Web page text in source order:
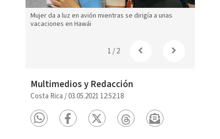
Mujer da a luz en avión mientras se dirigía a unas
vacaciones en Hawái
1 /2
Multimedios y Redacción
Costa Rica /03.05.2021 12:52:18